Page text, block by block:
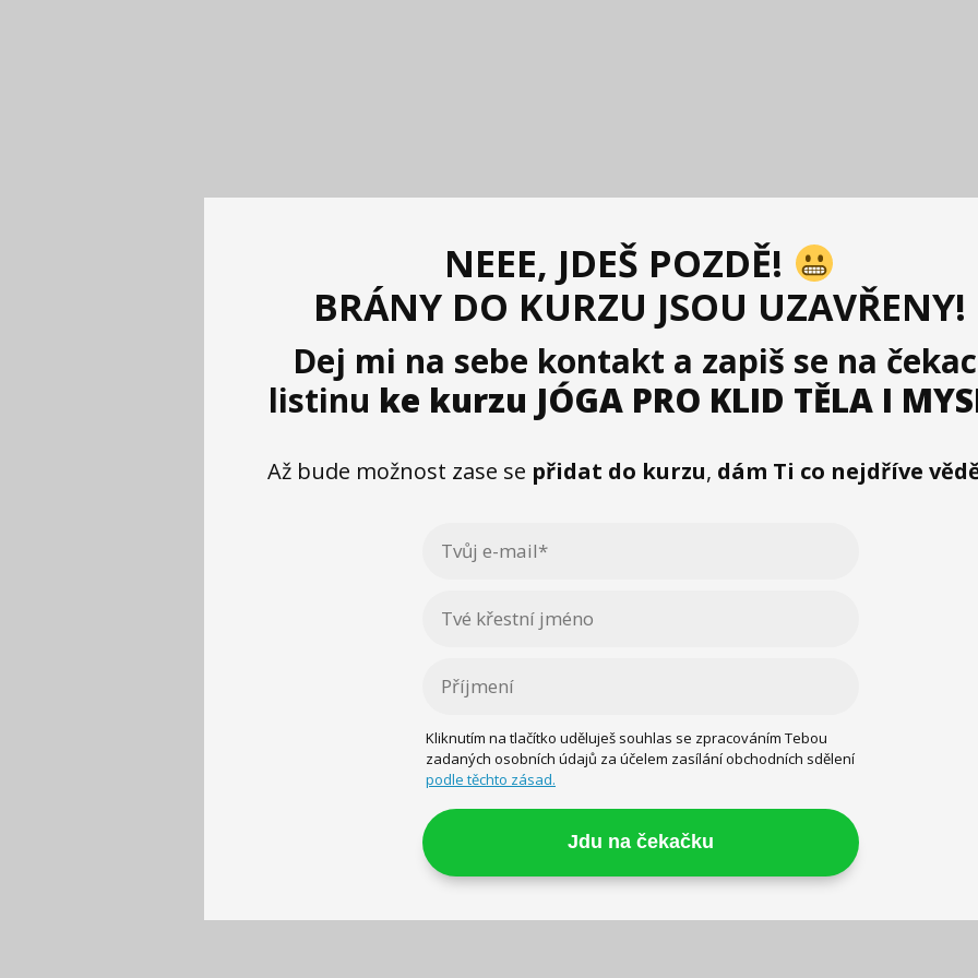
NEEE, JDEŠ POZDĚ!
BRÁNY DO KURZU JSOU UZAVŘENY!
Dej mi na sebe kontakt a zapiš se na
listinu ke kurzu JÓGA PRO KLID TĚLA I
Až bude možnost zase se přidat do kurzu, dám Ti co nejdříve
Kliknutím na tlačítko uděluješ souhlas se zpracováním Tebou
zadaných osobních údajů za účelem zasílání obchodních sdělení
podle těchto zásad.
Jdu na čekačku